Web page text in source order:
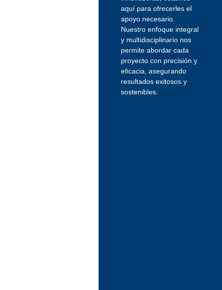
aquí para ofrecerles el
apoyo necesario.
Nuestro enfoque integral
y multidisciplinario nos
permite abordar cada
proyecto con precisión y
eficacia, asegurando
resultados exitosos y
sostenibles.